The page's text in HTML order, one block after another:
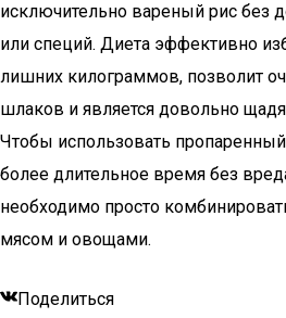
исключительно вареный рис без
или специй. Диета эффективно
лишних килограммов, позволит
шлаков и является довольно
Чтобы использовать
более длительное время без
необходимо просто
мясом и овощами.
Поделиться